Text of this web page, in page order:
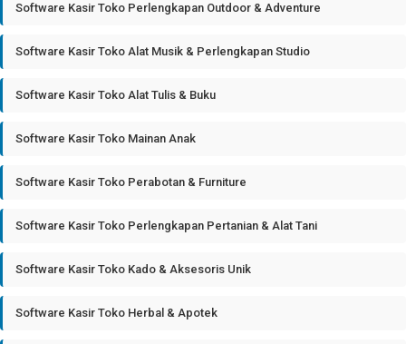
Software Kasir Toko Perlengkapan Outdoor & Adventure
Software Kasir Toko Alat Musik & Perlengkapan Studio
Software Kasir Toko Alat Tulis & Buku
Software Kasir Toko Mainan Anak
Software Kasir Toko Perabotan & Furniture
Software Kasir Toko Perlengkapan Pertanian & Alat Tani
Software Kasir Toko Kado & Aksesoris Unik
Software Kasir Toko Herbal & Apotek